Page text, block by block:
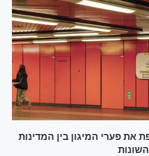
את פערי המיגון בין המדינות
השונות